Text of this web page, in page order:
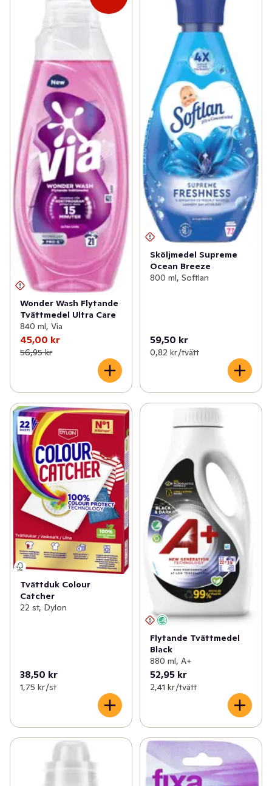
Wonder Wash Flytande
Tvättmedel Ultra Care
840 ml, Via
45,00 kr
56,95 kr
Sköljmedel Supreme
Ocean Breeze
800 ml, Softlan
59,50 kr
0,82 kr /tvätt
Tvättduk Colour
Catcher
22 st, Dylon
38,50 kr
1,75 kr /st
Flytande Tvättmedel
Black
880 ml, A+
52,95 kr
2,41 kr /tvätt